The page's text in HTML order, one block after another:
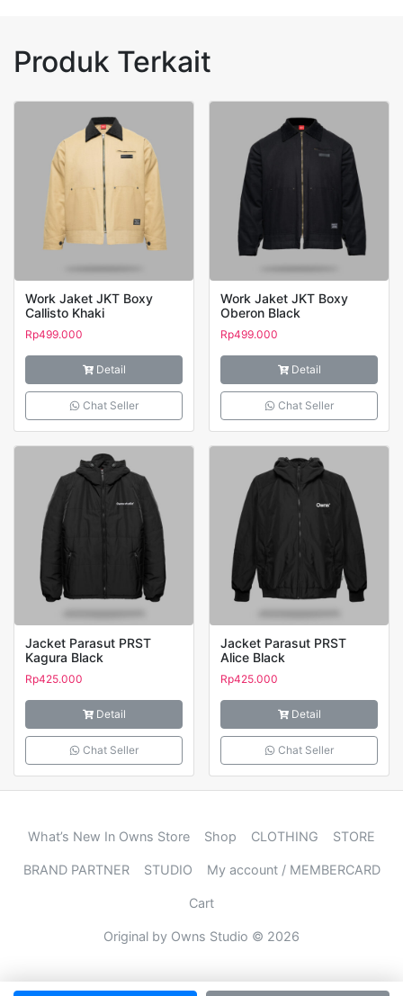
Produk Terkait
Work Jaket JKT Boxy
Callisto Khaki
Rp499.000
Detail
Chat Seller
Work Jaket JKT Boxy
Oberon Black
Rp499.000
Detail
Chat Seller
Jacket Parasut PRST
Kagura Black
Rp425.000
Detail
Chat Seller
Jacket Parasut PRST
Alice Black
Rp425.000
Detail
Chat Seller
What’s New In Owns Store Shop CLOTHING STORE
BRAND PARTNER STUDIO My account / MEMBERCARD
Cart
Original by Owns Studio © 2026